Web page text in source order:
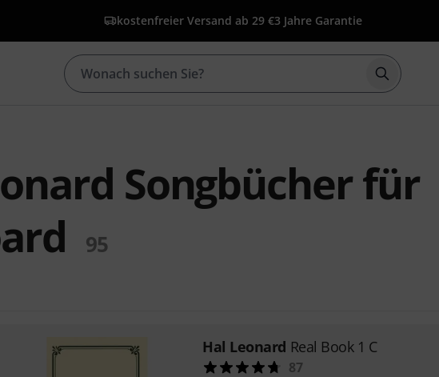
kostenfreier Versand ab 29 €3 Jahre Garantie
Suche
Songbücher für
95
Hal Leonard Real Book 1 C
87